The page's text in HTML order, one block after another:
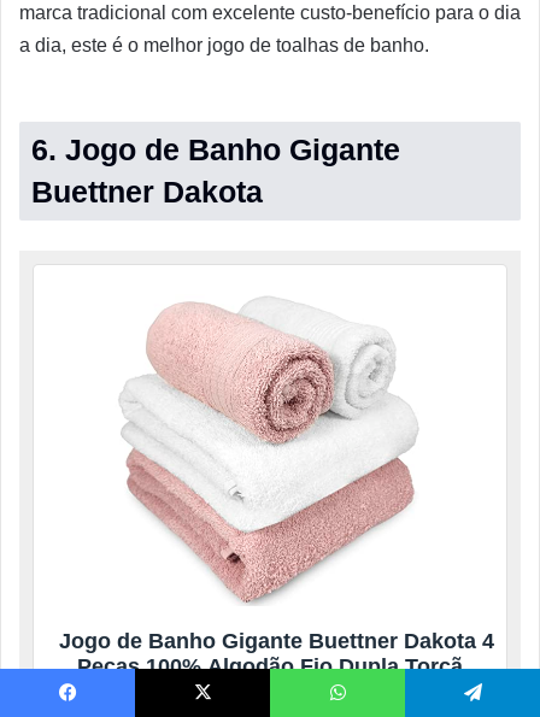
marca tradicional com excelente custo-benefício para o dia
a dia, este é o melhor jogo de toalhas de banho.
6. Jogo de Banho Gigante
Buettner Dakota
Jogo de Banho Gigante Buettner Dakota 4
Peças 100% Algodão Fio Dupla Torção
Toalha Banhão Presente (Branco/Rosa